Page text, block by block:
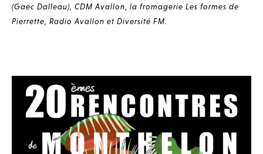
(Gaec Dalleau), CDM Avallon, la fromagerie Les formes de
Pierrette, Radio Avallon et Diversité FM.